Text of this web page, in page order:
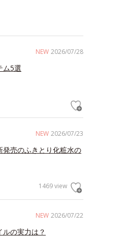
NEW 2026/07/28
ム5選
NEW 2026/07/23
発売のふきとり化粧水の
1469 view
NEW 2026/07/22
の実力は？